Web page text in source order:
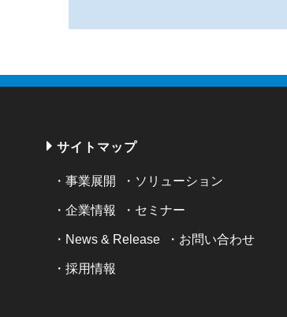
サイトマップ
事業展開 ソリューション
企業情報 セミナー
News & Release お問い合わせ
採用情報